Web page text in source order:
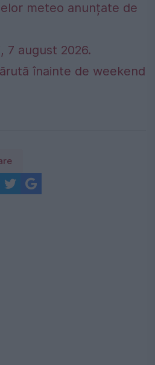
meteo anunțate de
7 august 2026.
înainte de weekend